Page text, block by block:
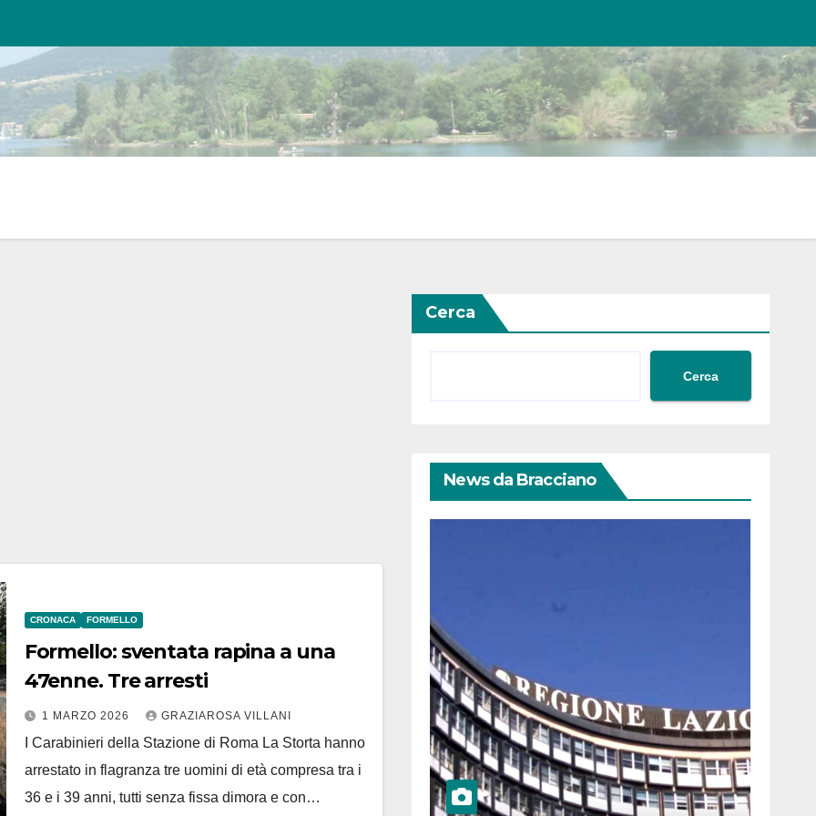
CRONACA FORMELLO
Formello: sventata rapina a una
47enne. Tre arresti
1 MARZO 2026 GRAZIAROSA VILLANI
I Carabinieri della Stazione di Roma La Storta hanno
arrestato in flagranza tre uomini di età compresa tra i
36 e i 39 anni, tutti senza fissa dimora e con…
Cerca
Cerca
News da Bracciano